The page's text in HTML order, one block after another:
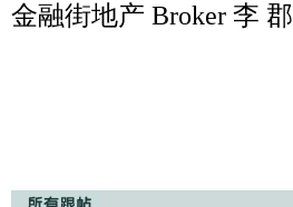
金融街地产 Broker 李 郡